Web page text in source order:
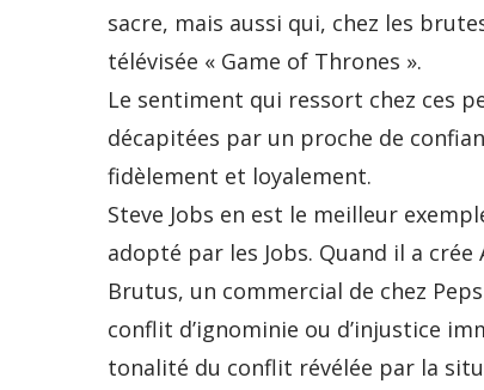
sacre, mais aussi qui, chez les
télévisée « Game of Thrones ».
Le sentiment qui ressort chez ces
décapitées par un proche de
fidèlement et loyalement.
Steve Jobs en est le meilleur
adopté par les Jobs. Quand il a
Brutus, un commercial de chez
conflit d’ignominie ou d’injustice
tonalité du conflit révélée par la